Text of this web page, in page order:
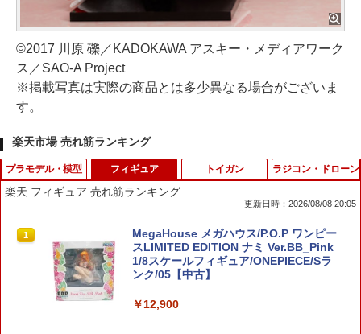
©2017 川原 礫／KADOKAWA アスキー・メディアワーク
ス／SAO-A Project
※掲載写真は実際の商品とは多少異なる場合がございま
す。
楽天市場 売れ筋ランキング
プラモデル・模型
1
BANDAI SPIRITS パーツセパレーター
(工具)
￥330
フィギュア
楽天 フィギュア 売れ筋ランキング
更新日時：2026/08/08 20:05
1
MegaHouse メガハウス/P.O.P ワンピー
スLIMITED EDITION ナミ Ver.BB_Pink
1/8スケールフィギュア/ONEPIECE/Sラ
ンク/05【中古】
￥12,900
トイガン ラジコン・ドローン